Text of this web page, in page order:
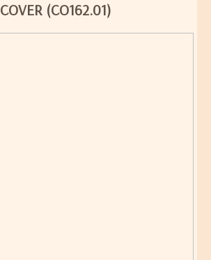
COVER (CO162.01)